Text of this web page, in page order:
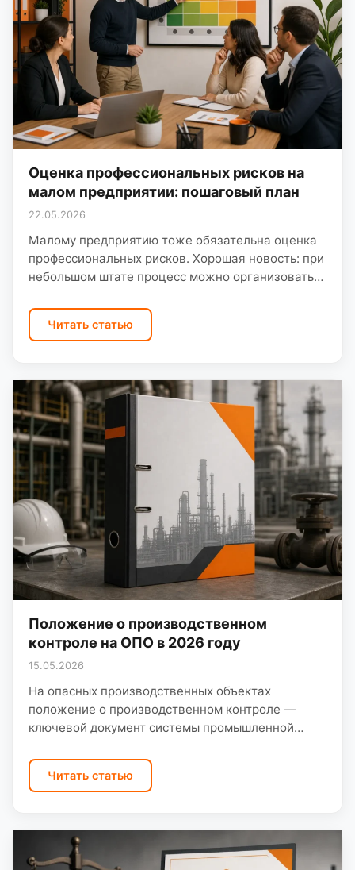
Оценка профессиональных рисков на
малом предприятии: пошаговый план
22.05.2026
Малому предприятию тоже обязательна оценка
профессиональных рисков. Хорошая новость: при
небольшом штате процесс можно организовать
соблюдением приказа Минтруда № 926н. На…
Читать статью
Положение о производственном
контроле на ОПО в 2026 году
15.05.2026
На опасных производственных объектах
положение о производственном контроле —
ключевой документ системы промышленной
Ростехнадзора с реальными замерами и
журналами на площадке. Положение о ПК…
Читать статью